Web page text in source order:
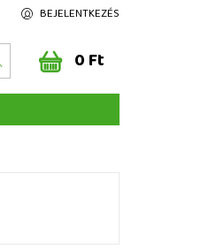
BEJELENTKEZÉS
0 Ft